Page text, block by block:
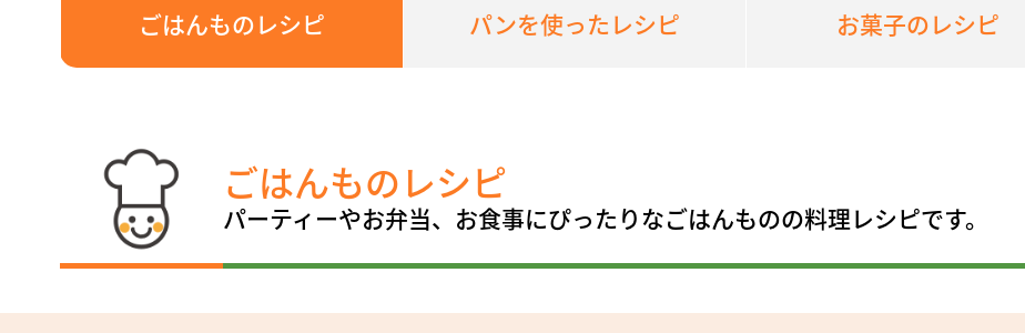
ごはんものレシピ パンを使ったレシピ お菓子のレシピ
ごはんものレシピ
パーティーやお弁当、お食事にぴったりなごはんものの料理レシピです。